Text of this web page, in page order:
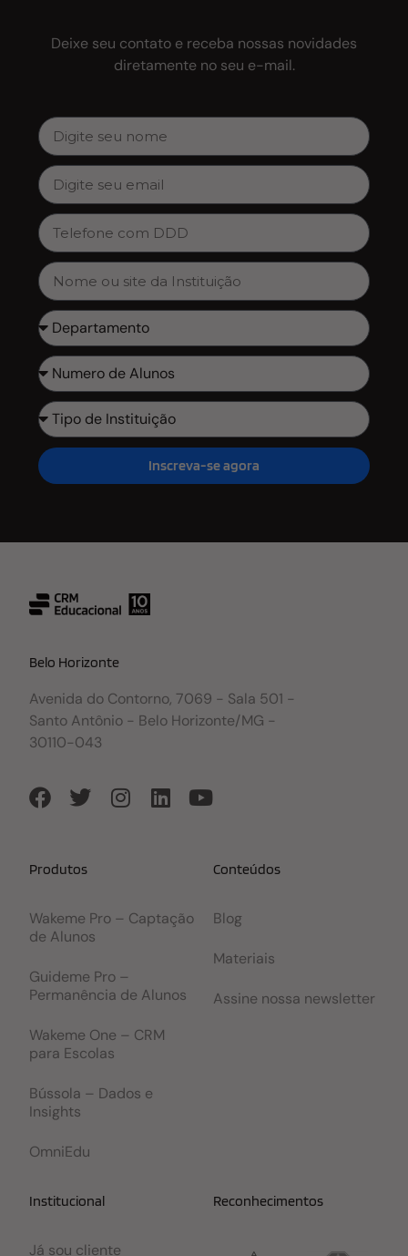
Deixe seu contato e receba nossas novidades
diretamente no seu e-mail.
Inscreva-se agora
Belo Horizonte
Avenida do Contorno, 7069 - Sala 501 -
Santo Antônio - Belo Horizonte/MG -
30110-043
Produtos
Wakeme Pro – Captação
de Alunos
Guideme Pro –
Permanência de Alunos
Wakeme One – CRM
para Escolas
Bússola – Dados e
Insights
OmniEdu
Conteúdos
Blog
Materiais
Assine nossa newsletter
Institucional
Já sou cliente
Reconhecimentos